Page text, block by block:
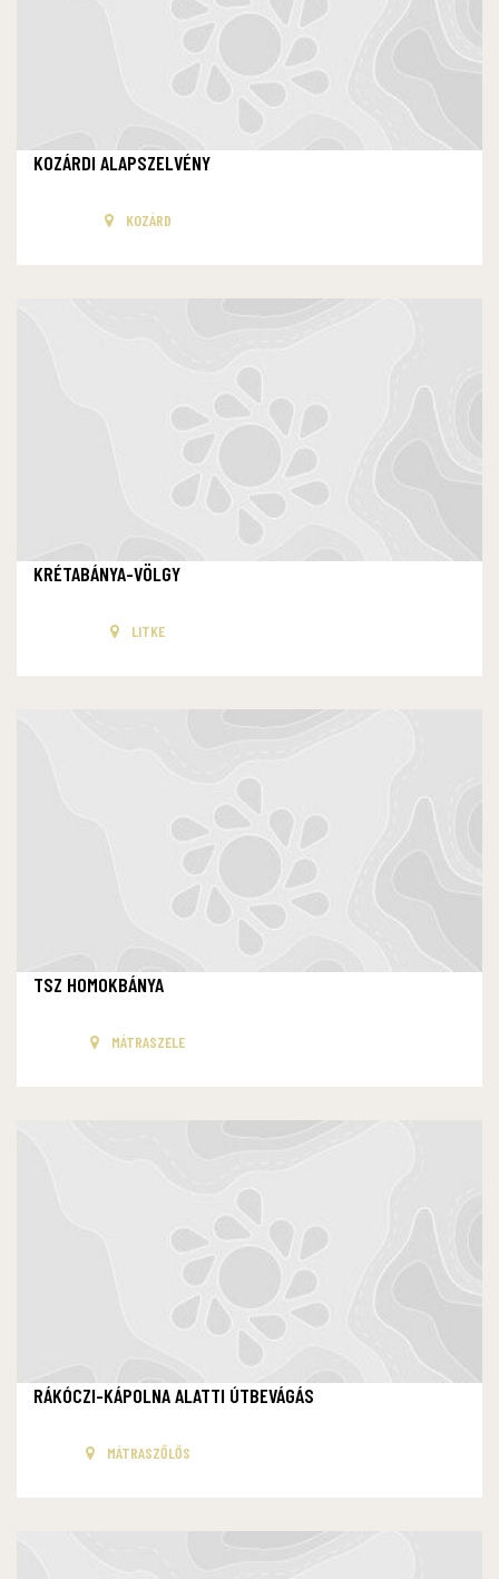
KOZÁRDI ALAPSZELVÉNY
KOZÁRD
KRÉTABÁNYA-VÖLGY
LITKE
TSZ HOMOKBÁNYA
MÁTRASZELE
RÁKÓCZI-KÁPOLNA ALATTI ÚTBEVÁGÁS
MÁTRASZŐLŐS